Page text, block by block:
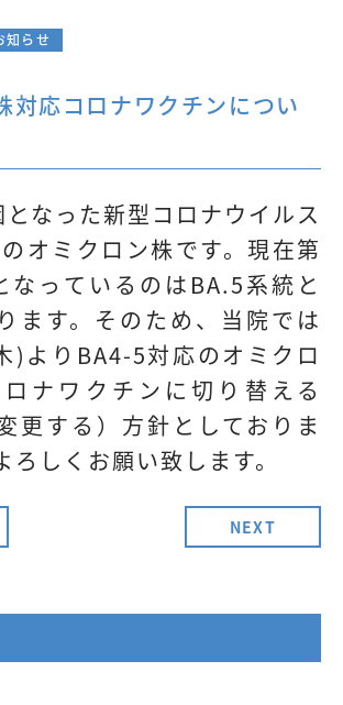
知らせ
対応コロナワクチンについ
なった新型コロナウイルス
オミクロン株です。現在第
なっているのはBA.5系統と
ます。そのため、当院では
)よりBA4-5対応のオミクロ
ナワクチンに切り替える
更する）方針としておりま
ろしくお願い致します。
NEXT